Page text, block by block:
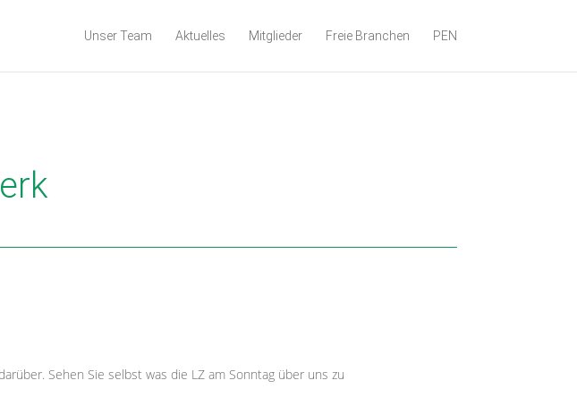
Unser Team Aktuelles Mitglieder Freie Branchen PEN
Sehen Sie selbst was die LZ am Sonntag über uns zu